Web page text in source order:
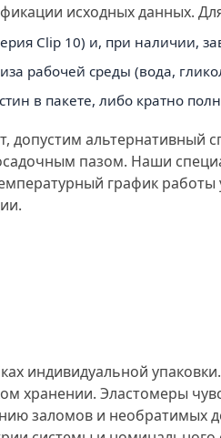
исходных данных.
Clip 10) и, при наличии,
рабочей среды (вода,
в пакете, либо кратно
допустим
пазом. Наши
график
индивидуальной
хранении. Эластомеры
заломов и